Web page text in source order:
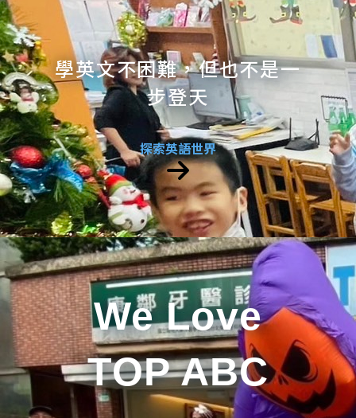
學英文不困難，但也不是一
步登天
探索英語世界
We Love
TOP ABC